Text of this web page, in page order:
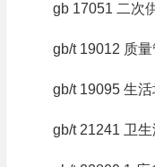
gb 17051 二次
gb/t 19012 质
gb/t 19095 生
gb/t 21241 卫生